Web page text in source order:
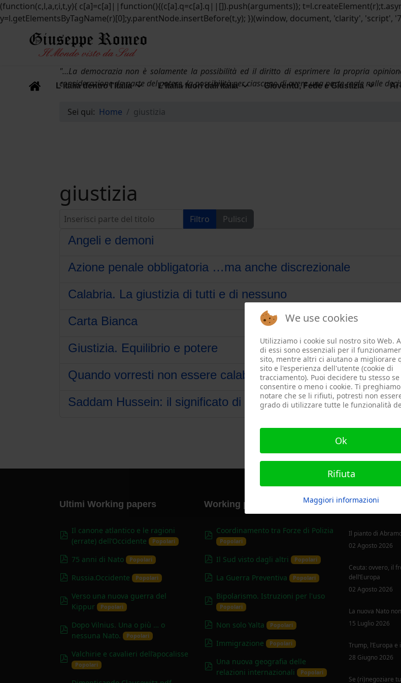
(function(c,l,a,r,i,t,y){ c[a]=c[a]||function(){(c[a].q=c[a].q||[]).push(arguments)};
y=l.getElementsByTagName(r)[0];y.parentNode.insertBefore(t,y); })(window, document, 'clarity', 'script',
L'italia dentro l'Italia L'Italia fuori dall'Italia Gioventù, Fede e Giustizia Ai
"…La democrazia non è solamente la possibilità ed il diritto di esprimere la propria
considerazione da parte del potere, la possibilità per ciascuno di avere una parte reale nelle
Sei qui: Home giustizia
giustizia
Inserisci parte del titolo Filtro Pulisci
Angeli e demoni
Azione penale obbligatoria …ma anche discrezionale
Calabria. La giustizia di tutti e di nessuno
Carta Bianca
Giustizia. Equilibrio e potere
Quando vorresti non essere calabrese
Saddam Hussein: il significato di una condanna
Ultimi Working papers
pdf
Il canone atlantico e le ragioni
(errate) dell’Occidente
Popolari
pdf
75 anni di Nato Popolari
pdf
Russia.Occidente Popolari
pdf
Verso una nuova guerra del
Kippur
Popolari
pdf
Dopo Vilnius. Una o più … o
nessuna Nato.
Popolari
pdf
Valchirie e cavalieri dell’apocalisse
Popolari
Working papers più scaricati
pdf
Coordinamento tra Forze di Polizia
Popolari
pdf
Il Sud visto dagli altri Popolari
pdf
La Guerra Preventiva Popolari
pdf
Bipolarismo. Istruzioni per l'uso
Popolari
pdf
Non solo Yalta Popolari
pdf
Immigrazione Popolari
pdf
Una nuova geografia delle
relazioni internazionali
Popolari
Ultimi articoli
Il pianto di
02 Agosto 2026
Ceuta: ovvero, il
dell’Europa
02 Agosto 2026
La nuova Nato
15 Luglio 2026
Trump, l’Europa
28 Giugno 2026
Se (ri)negoziare
We use cookies
Utilizziamo i cookie sul nostro sito Web.
di essi sono essenziali per il
sito, mentre altri ci aiutano a migliorare
sito e l'esperienza dell'utente (cookie di
tracciamento). Puoi decidere tu stesso se
consentire o meno i cookie. Ti
notare che se li rifiuti, potresti non
grado di utilizzare tutte le funzionalità
Ok
Rifiuta
Maggiori informazioni